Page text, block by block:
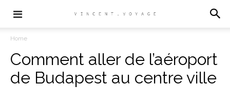
Home
Comment aller de l’aéroport
de Budapest au centre ville